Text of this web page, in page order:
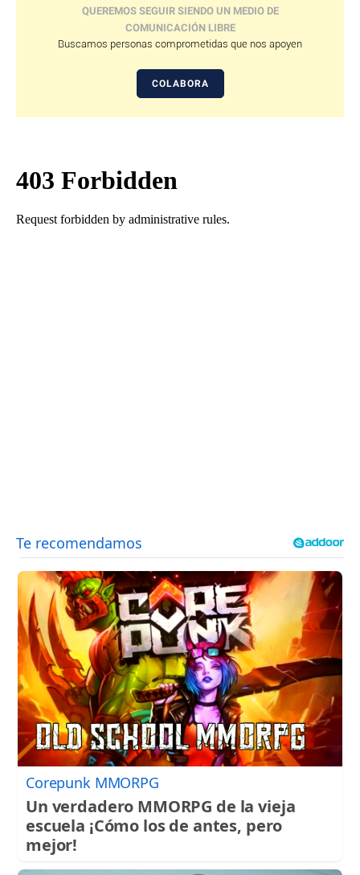
QUEREMOS SEGUIR SIENDO UN MEDIO DE
COMUNICACIÓN LIBRE
Buscamos personas comprometidas que nos apoyen
COLABORA
Corepunk MMORPG
Un verdadero MMORPG de la vieja
escuela ¡Cómo los de antes, pero
mejor!